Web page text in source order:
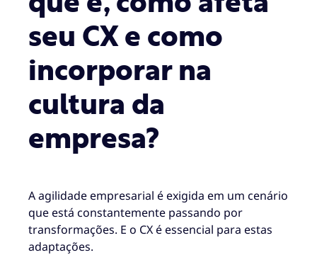
seu CX e como
incorporar na
cultura da
empresa?
A agilidade empresarial é exigida em um cenário
que está constantemente passando por
transformações. E o CX é essencial para estas
adaptações.